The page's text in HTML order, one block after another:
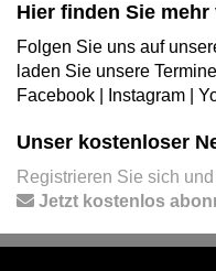
Hier finden Sie mehr
Folgen Sie uns auf
laden Sie unsere
Facebook
Instagram
Unser kostenloser
Registrieren Sie sich
Jetzt kostenlos